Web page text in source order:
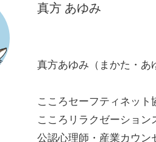
真方 あゆみ
真方あゆみ（まかた・あ
こころセーフティネット
こころリラクゼーショ
公認心理師・産業カウン